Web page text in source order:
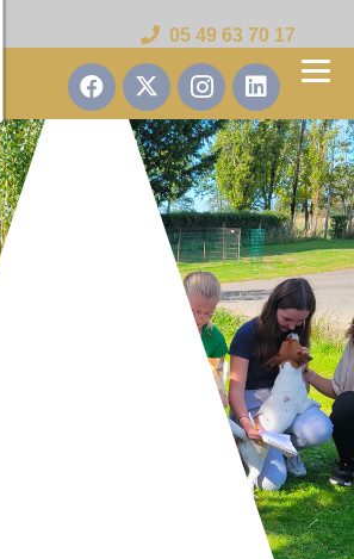
05 49 63 70 17